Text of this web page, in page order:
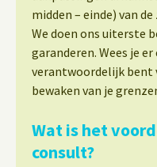
midden – einde) van
We doen ons uiterste
garanderen. Wees je
verantwoordelijk bent
bewaken van je
Wat is het
consult?